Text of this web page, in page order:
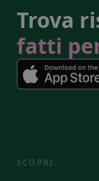
Trova
fatti
SCOPRI